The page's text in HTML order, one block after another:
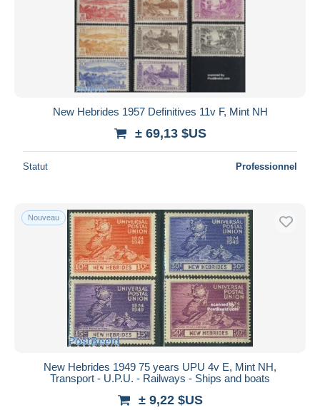
New Hebrides 1957 Definitives 11v F, Mint NH
± 69,13 $US
Statut Professionnel
Nouveau
New Hebrides 1949 75 years UPU 4v E, Mint NH,
Transport - U.P.U. - Railways - Ships and boats
± 9,22 $US